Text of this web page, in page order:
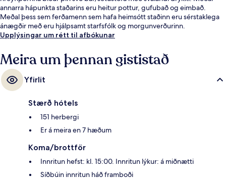
annarra hápunkta staðarins eru heitur pottur, gufubað og eimbað.
Meðal þess sem ferðamenn sem hafa heimsótt staðinn eru sérstaklega
ánægðir með eru hjálpsamt starfsfólk og morgunverðurinn.
Gististaðurinn er stutt frá almenningssamgöngum: Vagnhallen Majorna
Jaegerdorffsplatsen sporvagnastoppistöðin í 7 mínútna.
Upplýsingar um rétt til afbókunar
Meira um þennan gististað
Yfirlit
Stærð hótels
151 herbergi
Er á meira en 7 hæðum
Koma/brottför
Innritun hefst: kl. 15:00. Innritun lýkur: á miðnætti
Síðbúin innritun háð framboði